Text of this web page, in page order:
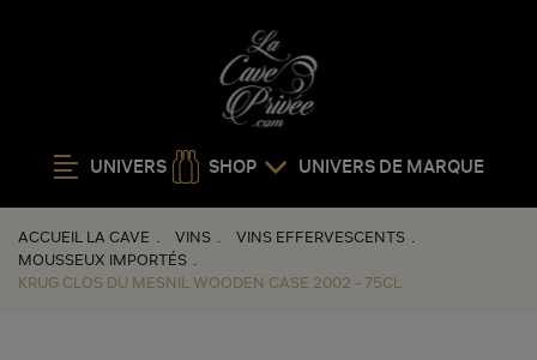
UNIVERS SHOP UNIVERS DE MARQUE
ACCUEIL LA CAVE VINS
VINS EFFERVESCENTS
MOUSSEUX IMPORTÉS
KRUG CLOS DU MESNIL WOODEN CASE 2002 - 75CL